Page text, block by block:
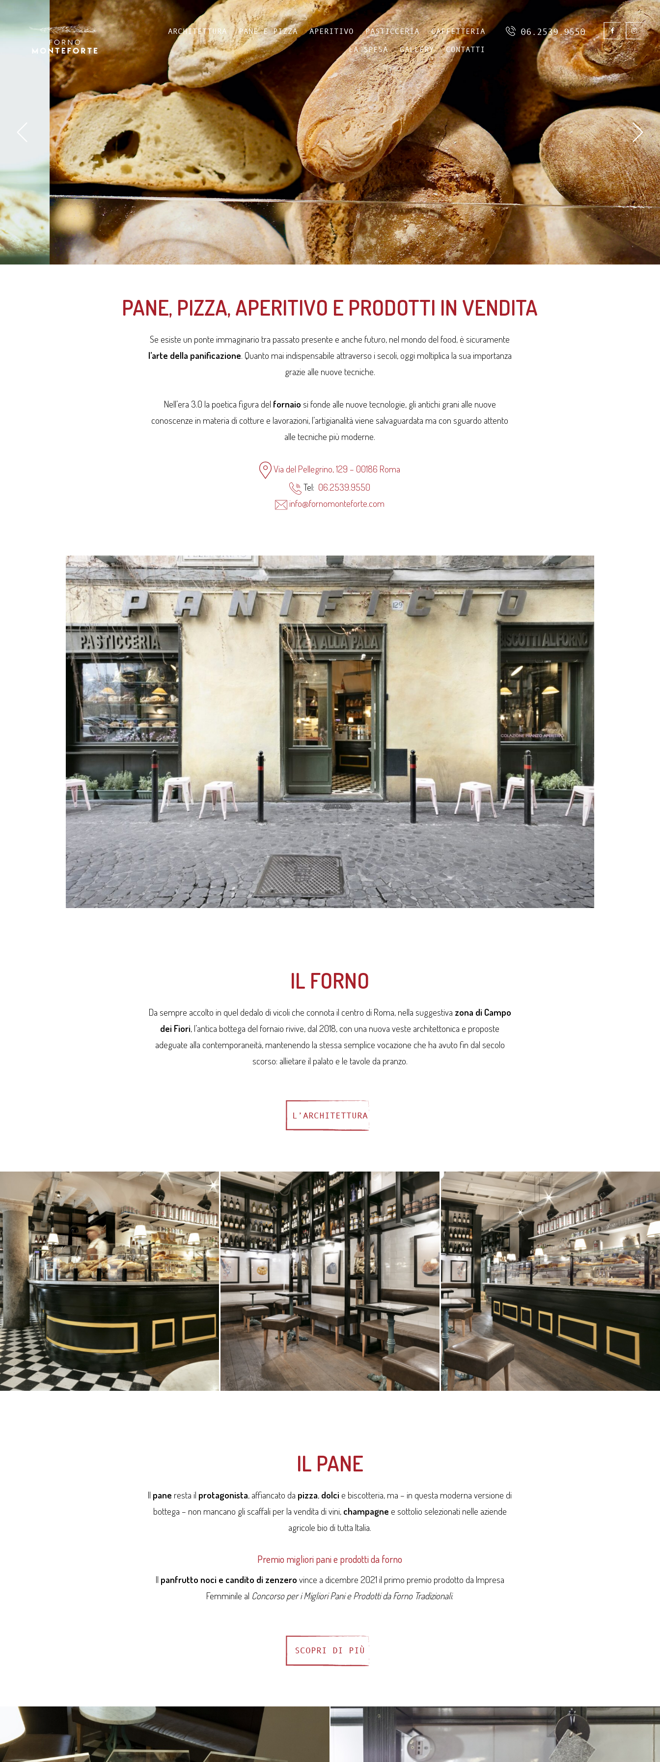
ARCHITETTURA PANE E PIZZA APERITIVO PASTICCERIA CAFFETTERIA
LA SPESA GALLERY CONTATTI
06.2539.9550
PANE, PIZZA, APERITIVO E PRODOTTI IN VENDITA
Se esiste un ponte immaginario tra passato presente e anche futuro, nel mondo del food, è sicuramente
l’arte della panificazione. Quanto mai indispensabile attraverso i secoli, oggi moltiplica la sua importanza
grazie alle nuove tecniche.
Nell’era 3.0 la poetica figura del fornaio si fonde alle nuove tecnologie, gli antichi grani alle nuove
conoscenze in materia di cotture e lavorazioni, l’artigianalità viene salvaguardata ma con sguardo attento
alle tecniche più moderne.
Via del Pellegrino, 129 – 00186 Roma
Tel: 06.2539.9550
info@fornomonteforte.com
IL FORNO
Da sempre accolto in quel dedalo di vicoli che connota il centro di Roma, nella suggestiva zona di Campo
dei Fiori, l’antica bottega del fornaio rivive, dal 2018, con una nuova veste architettonica e proposte
adeguate alla contemporaneità, mantenendo la stessa semplice vocazione che ha avuto fin dal secolo
scorso: allietare il palato e le tavole da pranzo.
L’ARCHITETTURA
IL PANE
Il pane resta il protagonista, affiancato da pizza, dolci e biscotteria, ma – in questa moderna versione di
bottega – non mancano gli scaffali per la vendita di vini, champagne e sottolio selezionati nelle aziende
agricole bio di tutta Italia.
Premio migliori pani e prodotti da forno
Il panfrutto noci e candito di zenzero vince a dicembre 2021 il primo premio prodotto da Impresa
Femminile al Concorso per i Migliori Pani e Prodotti da Forno Tradizionali.
SCOPRI DI PIÙ